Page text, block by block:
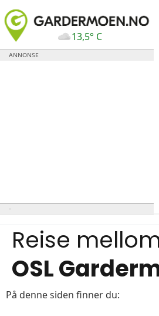
13,5° C
Reise
OSL
På denne siden finner du: